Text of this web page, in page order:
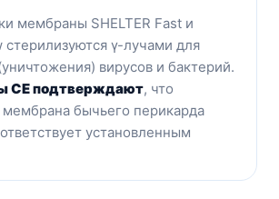
мембраны SHELTER Fast и
стерилизуются γ-лучами для
вирусов и бактерий.
CE подтверждают, что
мембрана бычьего перикарда
установленным